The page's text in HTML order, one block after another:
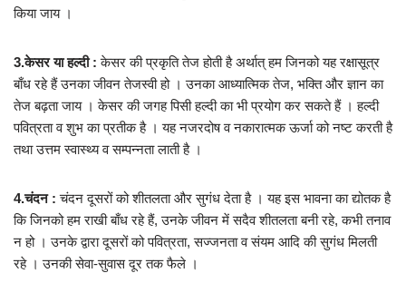
किया जाय ।
3.केसर या हल्दी :केसर की प्रकृति तेज होती है अर्थात् हम जिनको यह रक्षासूत्र
बाँध रहे हैं उनका जीवन तेजस्वी हो । उनका आध्यात्मिक तेज, भक्ति और ज्ञान का
तेज बढ़ता जाय । केसर की जगह पिसी हल्दी का भी प्रयोग कर सकते हैं । हल्दी
पवित्रता व शुभ का प्रतीक है । यह नजरदोष व नकारात्मक ऊर्जा को नष्ट करती है
तथा उत्तम स्वास्थ्य व सम्पन्नता लाती है ।
4.चंदन : चंदन दूसरों को शीतलता और सुगंध देता है । यह इस भावना का द्योतक है
कि जिनको हम राखी बाँध रहे हैं, उनके जीवन में सदैव शीतलता बनी रहे, कभी तनाव
न हो । उनके द्वारा दूसरों को पवित्रता, सज्जनता व संयम आदि की सुगंध मिलती
रहे । उनकी सेवा-सुवास दूर तक फैले ।